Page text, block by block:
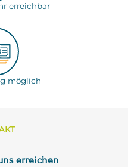
erreichbar
möglich
erreichen